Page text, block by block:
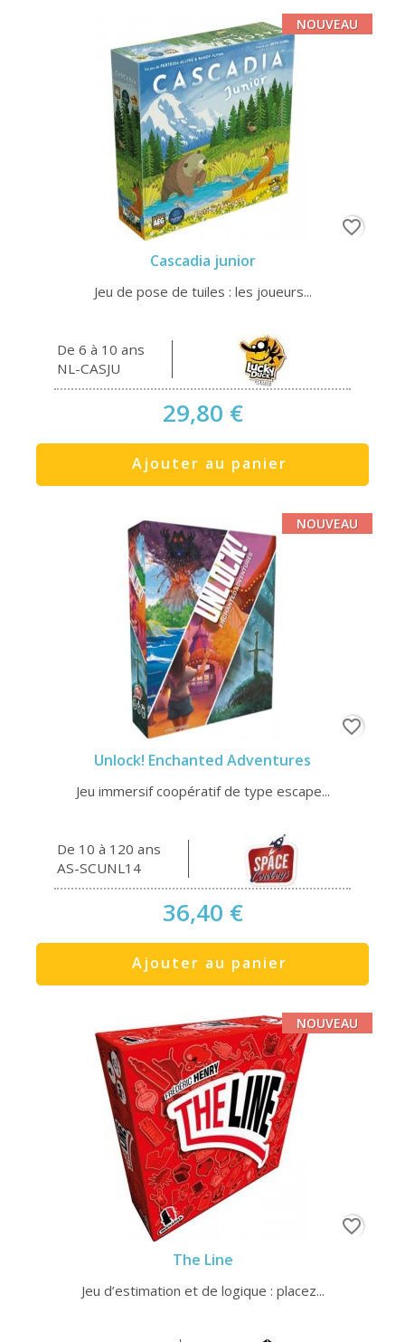
Cascadia junior
Jeu de pose de tuiles : les joueurs...
De 6 à 10 ans
NL-CASJU
29,80 €
Ajouter au panier
NOUVEAU
favorite_border
Unlock! Enchanted Adventures
Jeu immersif coopératif de type escape...
De 10 à 120 ans
AS-SCUNL14
36,40 €
Ajouter au panier
NOUVEAU
favorite_border
The Line
Jeu d’estimation et de logique : placez...
NOUVEAU
favorite_border